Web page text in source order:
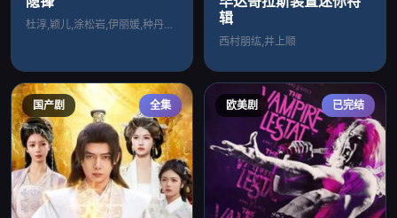
杜淳,颖儿,涂松岩,伊丽媛,种丹妮,郭家
辑
西村朋纮,井上顺
国产剧 全集 欧美剧 已完结